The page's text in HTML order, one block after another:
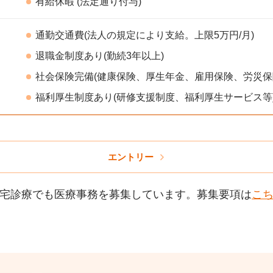
通勤交通費(法人の規定により支給。上限5万円/月)
退職金制度あり(勤続3年以上)
社会保険完備(健康保険、厚生年金、雇用保険、労災
福利厚生制度あり(研修支援制度、福利厚生サービス
エントリー
診療でも医療事務を募集しています。 募集要項はこ